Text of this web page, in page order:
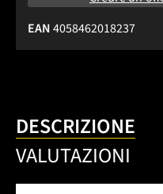
EAN4058462018237
DESCRIZIONE
VALUTAZIONI